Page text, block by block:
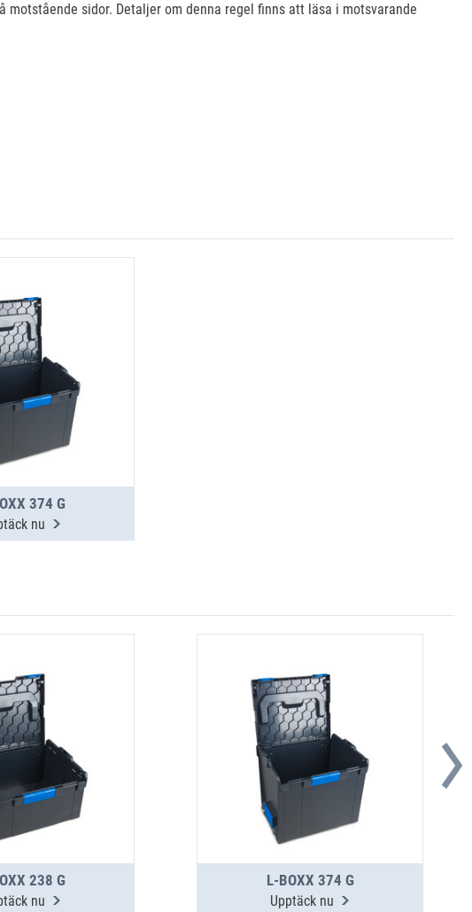
sidor. Detaljer om denna regel finns att läsa i motsvarande
374 G
nu
238 G
nu
L-BOXX 374 G
Upptäck nu